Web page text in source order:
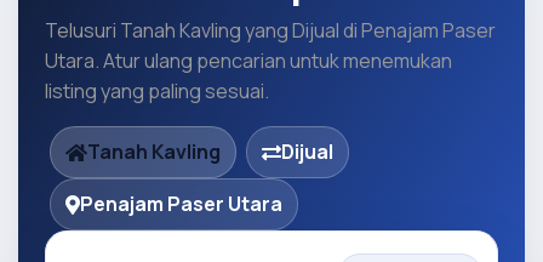
Telusuri Tanah Kavling yang Dijual di Penajam Paser
Utara. Atur ulang pencarian untuk menemukan
listing yang paling sesuai.
Tanah Kavling
Dijual
Penajam Paser Utara